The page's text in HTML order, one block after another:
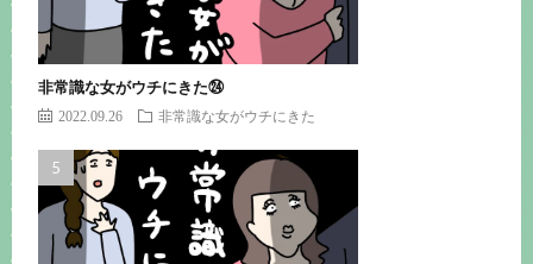
非常識な女がウチにきた㉔
2022.09.26 非常識な女がウチにきた